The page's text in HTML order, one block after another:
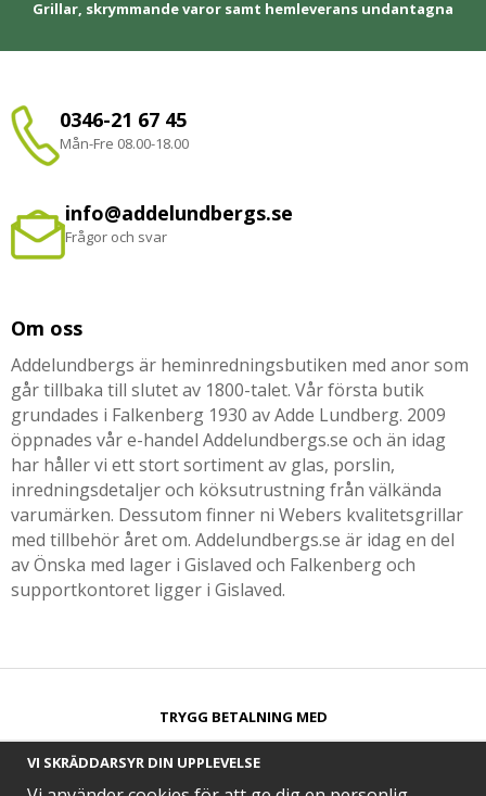
Grillar, skrymmande varor samt hemleverans undantagna
0346-21 67 45
Mån-Fre 08.00-18.00
info@addelundbergs.se
Frågor och svar
Om oss
Addelundbergs är heminredningsbutiken med anor som
går tillbaka till slutet av 1800-talet. Vår första butik
grundades i Falkenberg 1930 av Adde Lundberg. 2009
öppnades vår e-handel Addelundbergs.se och än idag
har håller vi ett stort sortiment av glas, porslin,
inredningsdetaljer och köksutrustning från välkända
varumärken. Dessutom finner ni Webers kvalitetsgrillar
med tillbehör året om. Addelundbergs.se är idag en del
av Önska med lager i Gislaved och Falkenberg och
supportkontoret ligger i Gislaved.
TRYGG BETALNING MED​
VI SKRÄDDARSYR DIN UPPLEVELSE